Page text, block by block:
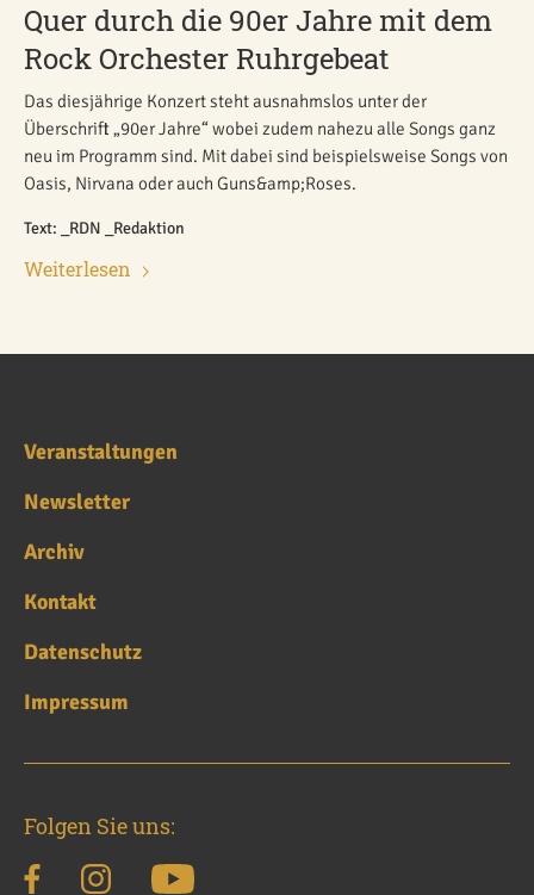
Quer durch die 90er Jahre mit dem
Rock Orchester Ruhrgebeat
Das diesjährige Konzert steht ausnahmslos unter der
Überschrift „90er Jahre“ wobei zudem nahezu alle Songs ganz
neu im Programm sind. Mit dabei sind beispielsweise Songs von
Oasis, Nirvana oder auch Guns&amp;Roses.
Text: _RDN _Redaktion
Weiterlesen
Veranstaltungen
Newsletter
Archiv
Kontakt
Datenschutz
Impressum
Folgen Sie uns: